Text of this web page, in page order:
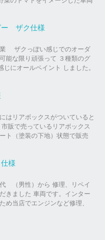
ー ザク仕様
ザクっぽい感じでのオーダ
能な限り頑張って ３種類のグ
にオールペイント しました。
はリアボックスがついていると
販で売っているリアボックス
ト（塗装の下地）状態で販売
様
（男性）から 修理、リペイ
きました 車両です。インター
め当店でエンジンなど修理、